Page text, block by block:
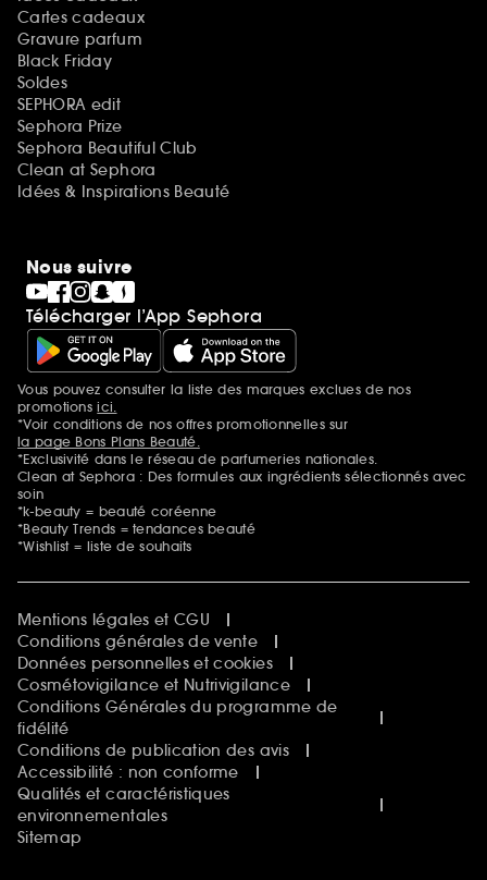
Cartes cadeaux
Gravure parfum
Black Friday
Soldes
SEPHORA edit
Sephora Prize
Sephora Beautiful Club
Clean at Sephora
Idées & Inspirations Beauté
Nous suivre
Télécharger l’App Sephora
Mentions additionnelles
Vous pouvez consulter la liste des marques exclues de nos
promotionsici.
*Voir conditions de nos offres promotionnelles sur
la page Bons Plans Beauté.
*Exclusivité dans le réseau de parfumeries nationales.
Clean at Sephora : Des formules aux ingrédients sélectionnés avec
soin
*k-beauty = beauté coréenne
*Beauty Trends = tendances beauté
*Wishlist = liste de souhaits
Mentions légales et CGU
Conditions générales de vente
Données personnelles et cookies
Cosmétovigilance et Nutrivigilance
Conditions Générales du programme de
fidélité
Conditions de publication des avis
Accessibilité : non conforme
Qualités et caractéristiques
environnementales
Sitemap